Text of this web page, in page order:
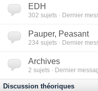
EDH
302 sujets · Dernier
Pauper, Peasant
234 sujets · Dernier
Archives
2 sujets · Dernier
Discussion théoriques